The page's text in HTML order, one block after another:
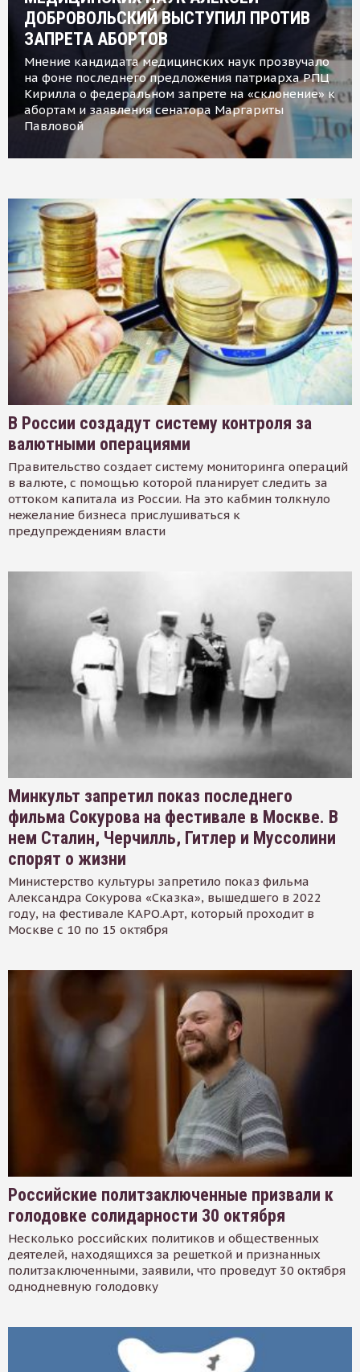
ДОБРОВОЛЬСКИЙ ВЫСТУПИЛ ПРОТИВ
ЗАПРЕТА АБОРТОВ
Мнение кандидата медицинских наук прозвучало
на фоне последнего предложения патриарха РПЦ
Кирилла о федеральном запрете на «склонение» к
абортам и заявления сенатора Маргариты
Павловой
В России создадут систему контроля за
валютными операциями
Правительство создает систему мониторинга операций
в валюте, с помощью которой планирует следить за
оттоком капитала из России. На это кабмин толкнуло
нежелание бизнеса прислушиваться к
предупреждениям власти
Минкульт запретил показ последнего
фильма Сокурова на фестивале в Москве. В
нем Сталин, Черчилль, Гитлер и Муссолини
спорят о жизни
Министерство культуры запретило показ фильма
Александра Сокурова «Сказка», вышедшего в 2022
году, на фестивале КАРО.Арт, который проходит в
Москве с 10 по 15 октября
Российские политзаключенные призвали к
голодовке солидарности 30 октября
Несколько российских политиков и общественных
деятелей, находящихся за решеткой и признанных
политзаключенными, заявили, что проведут 30 октября
однодневную голодовку